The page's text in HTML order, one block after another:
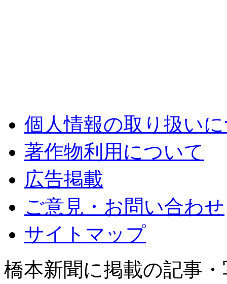
個人情報の取り扱い
著作物利用について
広告掲載
ご意見・お問い合わせ
サイトマップ
橋本新聞に掲載の記事